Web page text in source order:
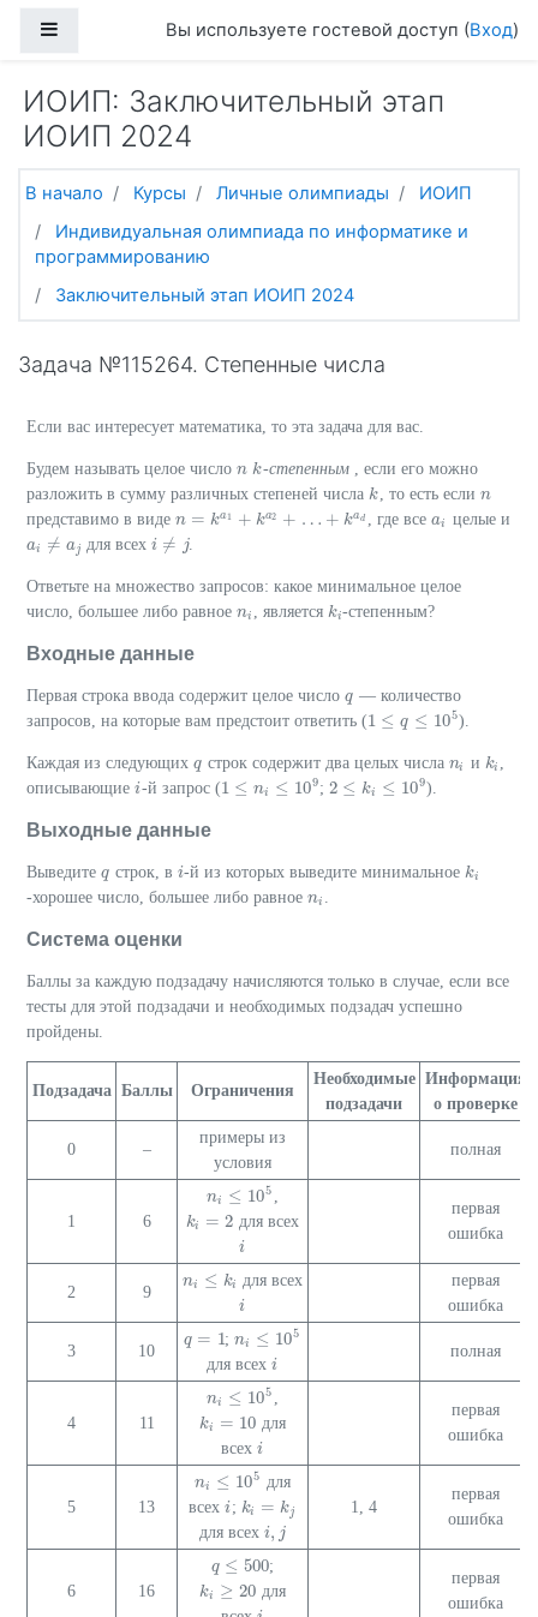
Боковая панельВы используете гостевой доступ (Вход)
ИОИП: Заключительный этап
ИОИП 2024
В начало Курсы Личные олимпиады
ИОИП
Индивидуальная олимпиада по информатике и
программированию
Заключительный этап ИОИП 2024
Задача №115264. Степенные числа
Если вас интересует математика, то эта задача для вас.
Будем называть целое число n
n k
k-степенным
, если его можно
разложить в сумму различных степеней числа k
k , то есть если n
n
представимо в виде n = ka1 + ka2 + … + kad
n=ka 1+k a2 +… +k d , где всеai
ai целые и
ai ≠ aj
ai≠ aj для всехi ≠ j
i≠j .
Ответьте на множество запросов: какое минимальное целое
число, большее либо равное ni
ni , является ki
ki-степенным?
Входные данные
Первая строка ввода содержит целое число q
q — количество
запросов, на которые вам предстоит ответить (1 ≤ q ≤ 105
1 ≤q ≤105 ).
Каждая из следующих q
q строк содержит два целых числа ni
ni и ki
ki
описывающие i
i-й запрос (1 ≤ ni ≤ 109
1≤n ≤109 ; 2 ≤ ki ≤ 109
2≤k ≤109 ).
Выходные данные
Выведите q
q строк, в i
i-й из которых выведите минимальное ki
ki
-хорошее число, большее либо равное ni
ni
Система оценки
Баллы за каждую подзадачу начисляются только в случае, если все
тесты для этой подзадачи и необходимых подзадач успешно
пройдены.
Подзадача Баллы Ограничения
Необходимые
подзадачи
Информация
о проверке
0 –
примеры из
условия
полная
1 6
ni ≤ 105
ni≤10 5
ki = 2
ki =2 для всех
i
i
первая
ошибка
2 9
ni ≤ ki
ni≤ ki для всех
i
i
первая
ошибка
3 10
q = 1
q =1 ;ni ≤ 105
ni≤10 5
для всехi
i
полная
4 11
ni ≤ 105
ni≤10 5
ki = 10
ki =10
для
всехi
i
первая
ошибка
5 13
ni ≤ 105
ni≤10 5
для
всехi
i; ki = kj
ki =kj
для всехi, j
i,
1, 4
первая
ошибка
6 16
q ≤ 500
q≤500 ;
ki ≥ 20
ki ≥20
для
первая
ошибка